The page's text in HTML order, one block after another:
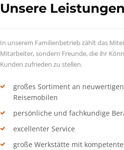
Unsere
In unserem Familienbetrieb zählt das
Mitarbeiter, sondern Freunde, die ihr
Kunden zufrieden zu stellen.
großes Sortiment an
Reisemobilen
persönliche und fachkundige
excellenter Service
große Werkstätte mit